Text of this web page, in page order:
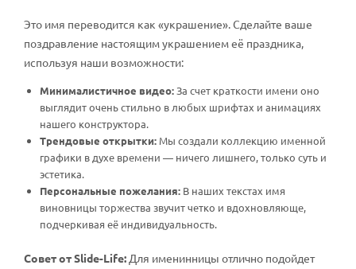
Это имя переводится как «украшение». Сделайте ваше
поздравление настоящим украшением её праздника,
используя наши возможности:
Минималистичное видео:За счет краткости имени оно
выглядит очень стильно в любых шрифтах и анимациях
нашего конструктора.
Трендовые открытки: Мы создали коллекцию именной
графики в духе времени — ничего лишнего, только суть и
эстетика.
Персональные пожелания: В наших текстах имя
виновницы торжества звучит четко и вдохновляюще,
подчеркивая её индивидуальность.
Совет от Slide-Life: Для именинницы отлично подойдет